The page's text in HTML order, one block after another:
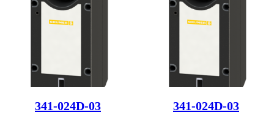
341-024D-03 341-024D-03